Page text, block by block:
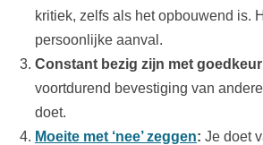
kritiek, zelfs als het opbouwend is.
persoonlijke aanval.
Constant bezig zijn met
voortdurend bevestiging van
doet.
Moeite met ‘nee’ zeggen: Je doet